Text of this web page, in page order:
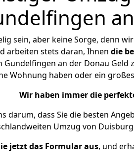
sein, aber keine Sorge, denn
arbeiten stets daran, Ihnen die
an der Donau
Wohnung haben oder ein
Wir haben immer die
darum, dass Sie die besten
Umzug von
jetzt das Formular aus, und